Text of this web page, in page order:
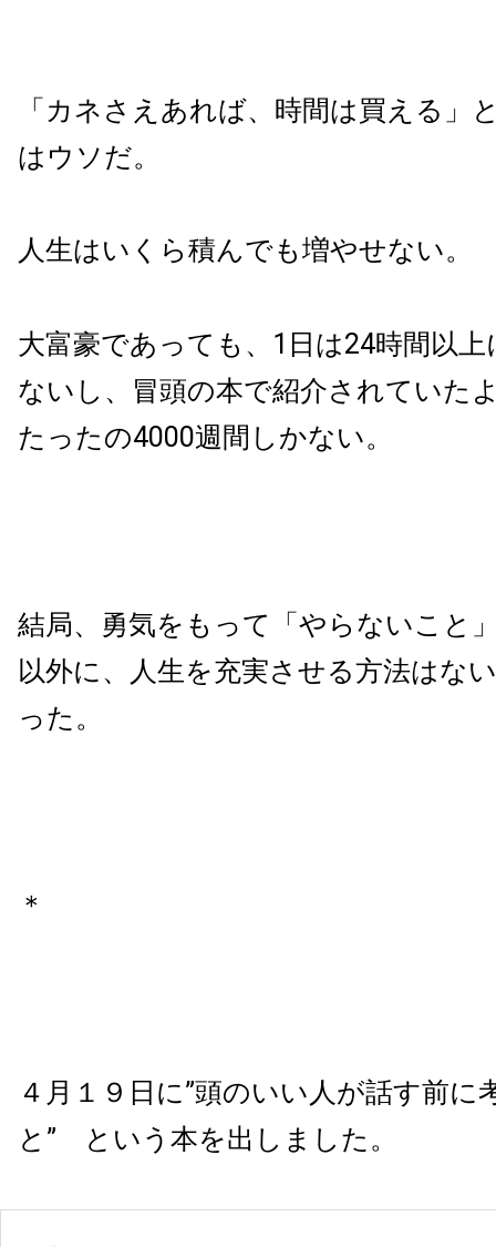
「カネさえあれば、時間は買える」
はウソだ。
人生はいくら積んでも増やせない。
大富豪であっても、1日は24時間以
ないし、冒頭の本で紹介されていた
たったの4000週間しかない。
結局、勇気をもって「やらないこと
以外に、人生を充実させる方法はな
った。
＊
４月１９日に”頭のいい人が話す前に
と” という本を出しました。